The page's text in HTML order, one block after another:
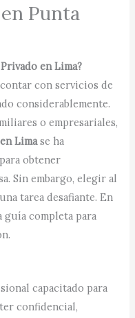
Punta
en Lima?
con servicios de
considerablemente.
o empresariales,
Limase ha
obtener
Sin embargo, elegir al
tarea desafiante. En
completa para
capacitado para
confidencial,